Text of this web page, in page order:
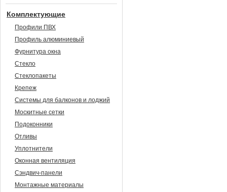
Комплектующие
Профили ПВХ
Профиль алюминиевый
Фурнитура окна
Стекло
Стеклопакеты
Крепеж
Системы для балконов и лоджий
Москитные сетки
Подоконники
Отливы
Уплотнители
Оконная вентиляция
Сэндвич-панели
Монтажные материалы